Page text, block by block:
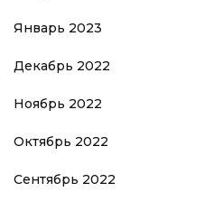
Январь 2023
Декабрь 2022
Ноябрь 2022
Октябрь 2022
Сентябрь 2022